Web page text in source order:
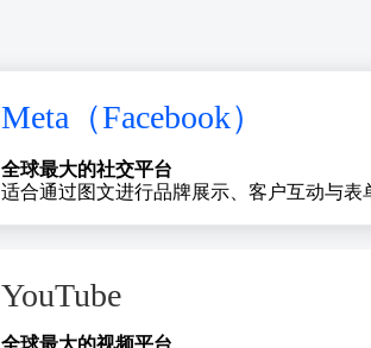
Meta（Facebook）
全球最大的社交平台
适合通过图文进行品牌展示、客户互动与表
YouTube
全球最大的视频平台